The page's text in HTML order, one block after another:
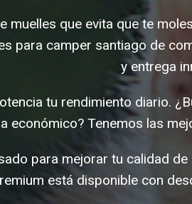
muelles que evita que te
para camper santiago de
y entrega
tu rendimiento diario.
económico? Tenemos las
para mejorar tu calidad
está disponible con